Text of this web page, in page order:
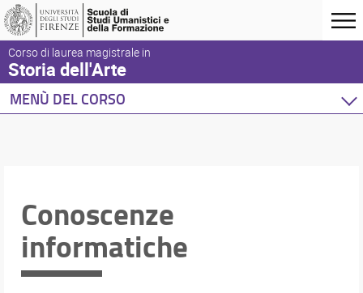
Corso di laurea magistrale in
Storia dell'Arte
MENÙ DEL CORSO
Piani di studio
Insegnamenti, conoscenze, orientamento, mobilità
Insegnamenti
Ricerca insegnamenti
Conoscenze
informatiche